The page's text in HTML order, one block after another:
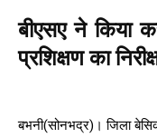
बीएसए ने किया
प्रशिक्षण का
बभनी(सोनभद्र)। जिला